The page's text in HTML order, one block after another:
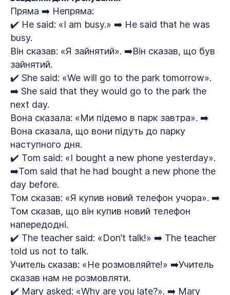
Пряма ➡️ Непряма:
✔️ He said: «I am busy.» ➡️ He said that he was
busy.
Він сказав: «Я зайнятий». ➡️Він сказав, що був
зайнятий.
✔️ She said: «We will go to the park tomorrow».
➡️ She said that they would go to the park the
next day.
Вона сказала: «Ми підемо в парк завтра». ➡️
Вона сказала, що вони підуть до парку
наступного дня.
✔️ Tom said: «I bought a new phone yesterday».
➡️Tom said that he had bought a new phone the
day before.
Том сказав: «Я купив новий телефон учора». ➡️
Том сказав, що він купив новий телефон
напередодні.
✔️ The teacher said: «Don’t talk!» ➡️ The teacher
told us not to talk.
Учитель сказав: «Не розмовляйте!» ➡️Учитель
сказав нам не розмовляти.
✔️ Mary asked: «Why are you late?». ➡️ Mary